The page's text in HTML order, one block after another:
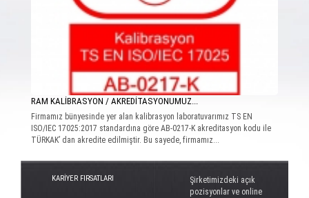
RAM KALİBRASYON / AKREDİTASYONUMUZ...
Firmamız bünyesinde yer alan kalibrasyon laboratuvarımız TS EN
ISO/IEC 17025:2017 standardına göre AB-0217-K akreditasyon kodu ile
TÜRKAK’ dan akredite edilmiştir. Bu sayede, firmamız...
KARİYER FIRSATLARI
Şirketimizdeki açık
pozisyonlar ve online